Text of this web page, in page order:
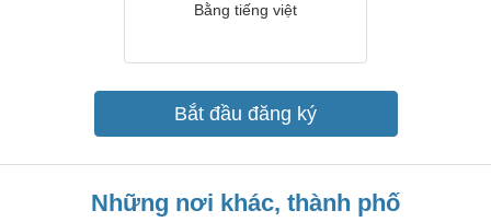
Bằng tiếng việt
Bắt đầu đăng ký
Những nơi khác, thành phố